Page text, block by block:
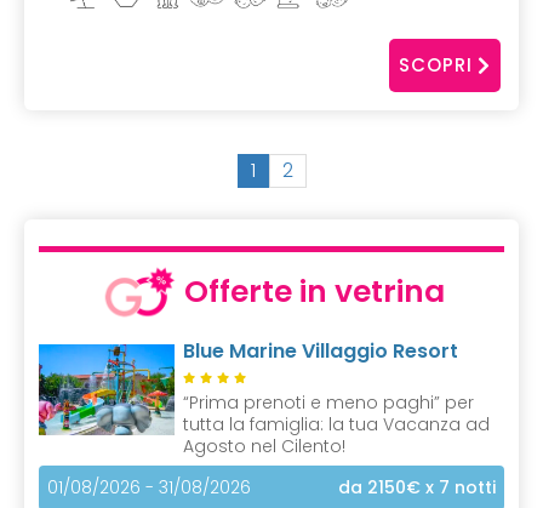
SCOPRI
1(
c
r
e
t
2
Offerte in vetrina
Blue Marine Villaggio Resort
“Prima prenoti e meno paghi” per
tutta la famiglia: la tua Vacanza ad
Agosto nel Cilento!
01/08/2026 - 31/08/2026
da 2150€ x 7 notti